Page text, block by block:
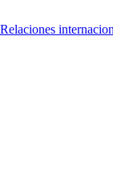
Relaciones